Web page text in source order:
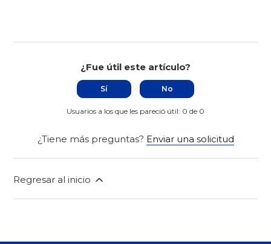
¿Fue útil este artículo?
Sí No
Usuarios a los que les pareció útil: 0 de 0
¿Tiene más preguntas? Enviar una solicitud
Regresar al inicio